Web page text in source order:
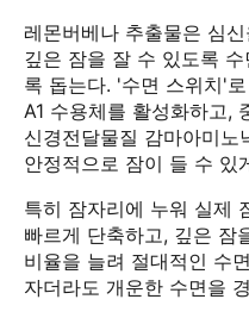
레몬버베나 추출물은 심
깊은 잠을 잘 수 있도록
록 돕는다. '수면 스위치'
A1 수용체를 활성화하고,
신경전달물질 감마아미
안정적으로 잠이 들 수 있
특히 잠자리에 누워 실제
빠르게 단축하고, 깊은 잠
비율을 늘려 절대적인 수
자더라도 개운한 수면을